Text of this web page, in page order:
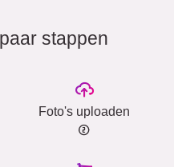
stappen
Foto's uploaden